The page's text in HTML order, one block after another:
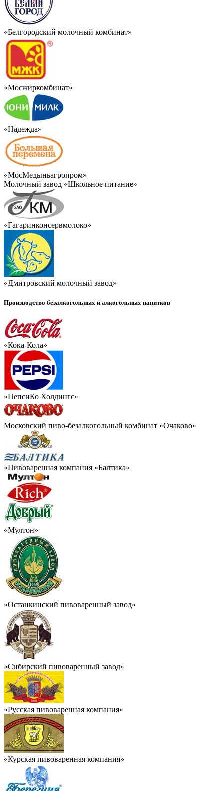
«Белгородский молочный комбинат»
«Мосжиркомбинат»
«Надежда»
«МосМедыньагропром»
Молочный завод «Школьное питание»
«Гагаринконсервмолоко»
«Дмитровский молочный завод»
Производство безалкогольных и алкогольных напитков
«Кока-Кола»
«ПепсиКо Холдингс»
Московский пиво-безалкогольный комбинат «Очаково»
«Пивоваренная компания «Балтика»
«Мултон»
«Останкинский пивоваренный завод»
«Сибирский пивоваренный завод»
«Русская пивоваренная компания»
«Курская пивоваренная компания»